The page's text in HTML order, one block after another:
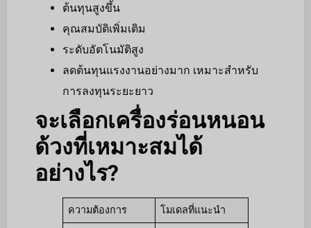
ต้นทุนสูงขึ้น
คุณสมบัติเพิ่มเติม
ระดับอัตโนมัติสูง
ลดต้นทุนแรงงานอย่างมาก เหมาะสำหรับ
การลงทุนระยะยาว
จะเลือกเครื่องร่อนหนอน
ด้วงที่เหมาะสมได้
อย่างไร?
ความต้องการ โมเดลที่แนะนำ